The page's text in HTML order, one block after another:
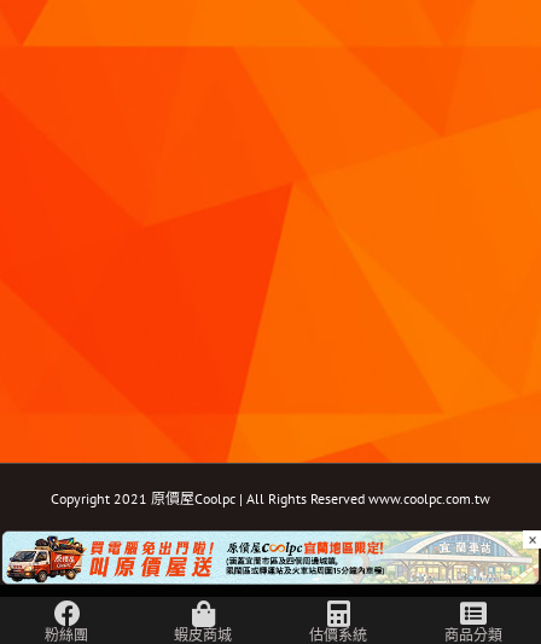
Copyright 2021 原價屋Coolpc | All Rights Reserved www.coolpc.com.tw
FacebookInstagramYouTubeTwitterEmail: ×